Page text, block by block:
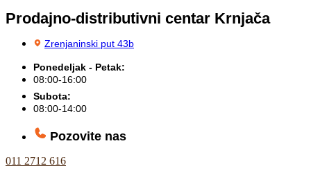
Prodajno-distributivni centar Krnjača
Zrenjaninski put 43b
Ponedeljak - Petak:
08:00-16:00
Subota:
08:00-14:00
Pozovite nas
011 2712 616